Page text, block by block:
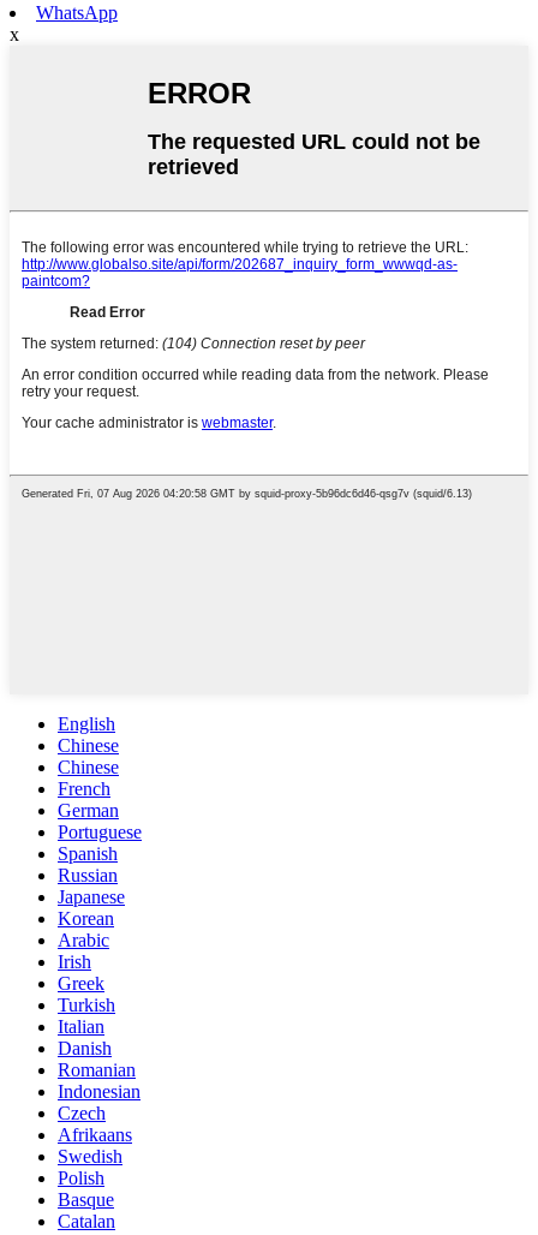
WhatsApp
x
English
Chinese
Chinese
French
German
Portuguese
Spanish
Russian
Japanese
Korean
Arabic
Irish
Greek
Turkish
Italian
Danish
Romanian
Indonesian
Czech
Afrikaans
Swedish
Polish
Basque
Catalan